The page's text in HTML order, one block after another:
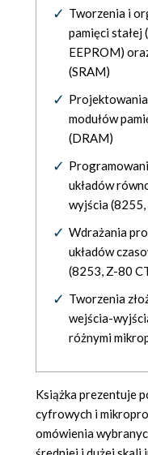
Tworzenia i
pamięci stałej
EEPROM)
(SRAM)
modułów
(DRAM)
układów
wyjścia
Wdrażania
układów
(8253, Z-80
Tworzenia
wejścia-
różnymi
Książka prezentuje
cyfrowych i
omówienia